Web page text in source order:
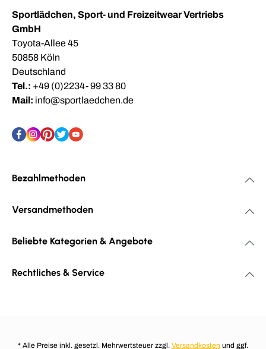
Sportlädchen, Sport- und Freizeitwear Vertriebs
GmbH
Toyota-Allee 45
50858 Köln
Deutschland
Tel.: +49 (0)2234- 99 33 80
Mail: info@sportlaedchen.de
Bezahlmethoden
Versandmethoden
Beliebte Kategorien & Angebote
Rechtliches & Service
* Alle Preise inkl. gesetzl. Mehrwertsteuer zzgl. Versandkosten und ggf.